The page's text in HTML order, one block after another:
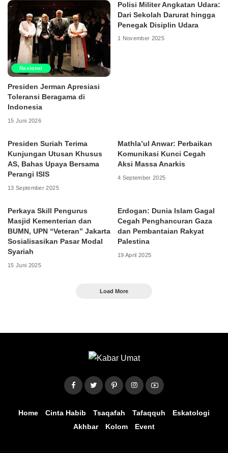
Nasional
Presiden Jerman Apresiasi
Toleransi Beragama di
Indonesia
15 Juni 2026
Polisi Militer Angkatan Udara:
Dari Sekolah Darurat hingga
Penegak Disiplin Udara
1 November 2025
Presiden Suriah Terima
Kunjungan Utusan Khusus
AS, Bahas Upaya Bersama
Perangi ISIS
13 September 2025
Mathla’ul Anwar: Perbaikan
Komunikasi Kunci Cegah
Aksi Massa Anarkis
4 September 2025
Perkaya Skill Pengurus
Masjid Kementerian dan
BUMN, UPN “Veteran” Jakarta
Sosialisasikan Pasar Modal
Syariah
15 Juni 2025
Erdogan: Dunia Islam Gagal
Cegah Penghancuran Gaza
dan Pembantaian Rakyat
Palestina
19 April 2025
Load More
Home Cinta Habib Tsaqafah Tafaqquh
Eskatologi
Akhbar
Kolom Event